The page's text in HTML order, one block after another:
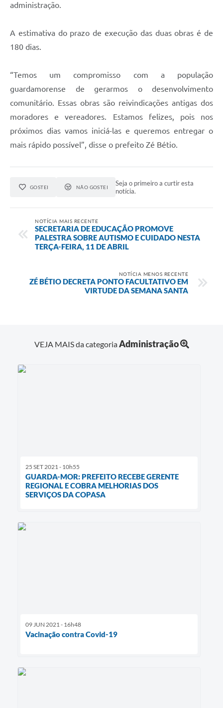
administração.
A estimativa do prazo de execução das duas obras é de
180 dias.
“Temos um compromisso com a população
guardamorense de gerarmos o desenvolvimento
comunitário. Essas obras são reivindicações antigas dos
moradores e vereadores. Estamos felizes, pois nos
próximos dias vamos iniciá-las e queremos entregar o
mais rápido possível”, disse o prefeito Zé Bétio.
GOSTEI NÃO GOSTEI
Seja o primeiro a curtir esta
notícia.
NOTÍCIA MAIS RECENTE
SECRETARIA DE EDUCAÇÃO PROMOVE
PALESTRA SOBRE AUTISMO E CUIDADO NESTA
TERÇA-FEIRA, 11 DE ABRIL
NOTÍCIA MENOS RECENTE
ZÉ BÉTIO DECRETA PONTO FACULTATIVO EM
VIRTUDE DA SEMANA SANTA
VEJA MAIS da categoriaAdministração
25 SET 2021 - 10h55
GUARDA-MOR: PREFEITO RECEBE GERENTE
REGIONAL E COBRA MELHORIAS DOS
SERVIÇOS DA COPASA
09 JUN 2021 - 16h48
Vacinação contra Covid-19